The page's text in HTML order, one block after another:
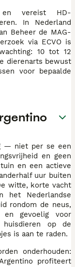
en vereist HD-
In Nederland
Beheer de MAG-
via ECVO is
10 tot 12
dierenarts bewust
voor bepaalde
— niet per se een
en geen
en een actieve
uur buiten
witte, korte vacht
het Nederlandse
rondom de neus,
en gevoelig voor
huisdieren op de
is aan te raden.
onderhouden:
profiteert